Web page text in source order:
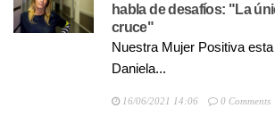
habla de desafíos: "La
cruce"
Nuestra Mujer Positiva
Daniela...
16/06/2021 14:06 0 Comments